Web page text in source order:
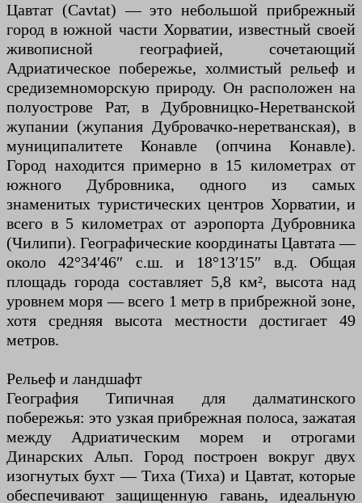
Цавтат (Cavtat) — это небольшой прибрежный
город в южной части Хорватии, известный своей
живописной географией, сочетающий
Адриатическое побережье, холмистый рельеф и
средиземноморскую природу. Он расположен на
полуострове Рат, в Дубровницко-Неретванской
жупании (жупания Дубровачко-неретванская), в
муниципалитете Конавле (опчина Конавле).
Город находится примерно в 15 километрах от
южного Дубровника, одного из самых
знаменитых туристических центров Хорватии, и
всего в 5 километрах от аэропорта Дубровника
(Чилипи). Географические координаты Цавтата —
около 42°34′46″ с.ш. и 18°13′15″ в.д. Общая
площадь города составляет 5,8 км², высота над
уровнем моря — всего 1 метр в прибрежной зоне,
хотя средняя высота местности достигает 49
метров.
Рельеф и ландшафт
География Типичная для далматинского
побережья: это узкая прибрежная полоса, зажатая
между Адриатическим морем и отрогами
Динарских Альп. Город построен вокруг двух
изогнутых бухт — Тиха (Тиха) и Цавтат, которые
обеспечивают защищенную гавань, идеальную